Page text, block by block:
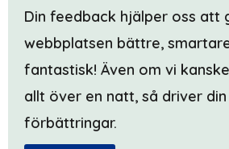
Din feedback hjälper oss att
webbplatsen bättre,
fantastisk! Även om vi
allt över en natt, så driver
förbättringar.